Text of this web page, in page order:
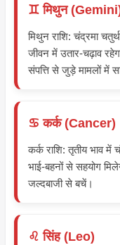
♊ मिथुन
मिथुन राशि: चंद्रमा
जीवन में उतार-चढ़ाव
संपत्ति से जुड़े मामलों में
♋ कर्क (Cancer)
कर्क राशि: तृतीय भाव
भाई-बहनों से सहयोग
जल्दबाजी से बचें।
♌ सिंह (Leo)